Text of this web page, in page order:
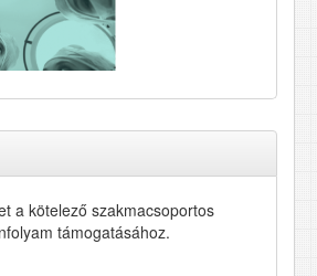
a kötelező szakmacsoportos
támogatásához.